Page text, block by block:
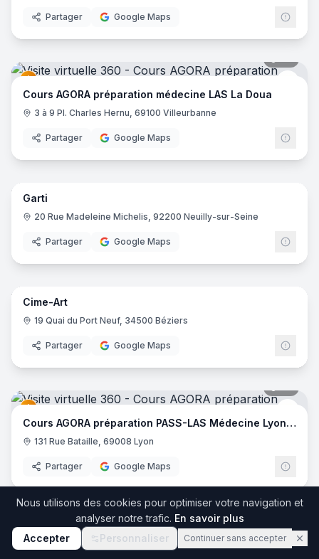
Partager Google Maps
Cours AGORA préparation médecine LAS La Doua
3 à 9 Pl. Charles Hernu, 69100 Villeurbanne
Partager Google Maps
16
Garti
20 Rue Madeleine Michelis, 92200 Neuilly-sur-Seine
Partager Google Maps
25
Cime-Art
19 Quai du Port Neuf, 34500 Béziers
Partager Google Maps
Cours AGORA préparation PASS-LAS Médecine Lyon EST
131 Rue Bataille, 69008 Lyon
Partager Google Maps
Agora - Paces
131 Rue Bataille, 69008 Lyon
Nous utilisons des cookies pour optimiser votre navigation et
analyser notre trafic. En savoir plus
Accepter
Personnaliser Continuer sans accepter